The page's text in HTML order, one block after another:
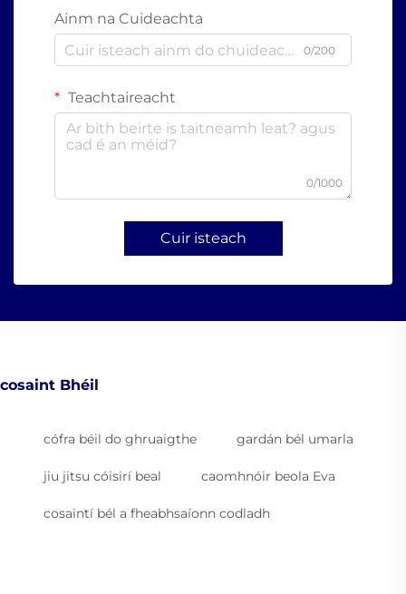
Ainm na Cuideachta
0/200
Teachtaireacht
0/1000
Cuir isteach
cosaint Bhéil
cófra béil do ghruaigthe gardán bél umarla
jiu jitsu cóisirí beal caomhnóir beola Eva
cosaintí bél a fheabhsaíonn codladh